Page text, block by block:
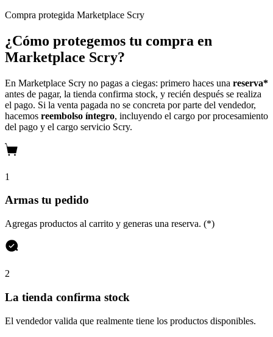
Compra protegida Marketplace Scry
¿Cómo protegemos tu compra en
Marketplace Scry?
En Marketplace Scry no pagas a ciegas: primero haces una reserva*
antes de pagar, la tienda confirma stock, y recién después se realiza
el pago. Si la venta pagada no se concreta por parte del vendedor,
hacemos reembolso íntegro, incluyendo el cargo por procesamiento
del pago y el cargo servicio Scry.
1
Armas tu pedido
Agregas productos al carrito y generas una reserva. (*)
2
La tienda confirma stock
El vendedor valida que realmente tiene los productos disponibles.